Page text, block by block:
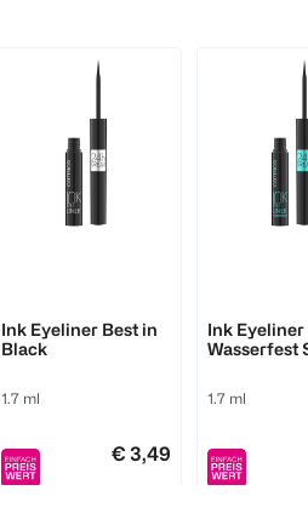
Ink Eyeliner Best in
Black
1.7 ml
€ 3,49
Ink Eyeliner
Wasserfest
1.7 ml